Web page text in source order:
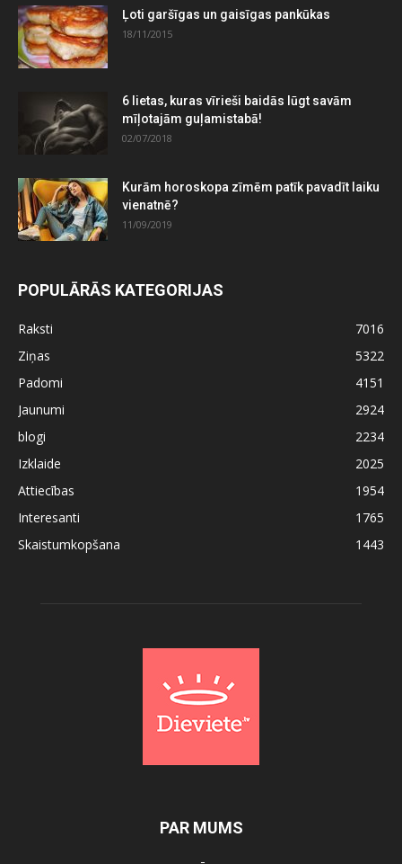
Ļoti garšīgas un gaisīgas pankūkas
18/11/2015
6 lietas, kuras vīrieši baidās lūgt savām
mīļotajām guļamistabā!
02/07/2018
Kurām horoskopa zīmēm patīk pavadīt laiku
vienatnē?
11/09/2019
POPULĀRĀS KATEGORIJAS
Raksti
7016
Ziņas
5322
Padomi
4151
Jaunumi
2924
blogi
2234
Izklaide
2025
Attiecības
1954
Interesanti
1765
Skaistumkopšana
1443
PAR MUMS